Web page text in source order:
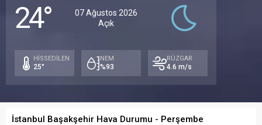
24°
07 Ağustos 2026
Açık
HİSSEDİLEN
25°
NEM
%93
RÜZGAR
4.6 m/s
İstanbul Başakşehir Hava Durumu - Perşembe